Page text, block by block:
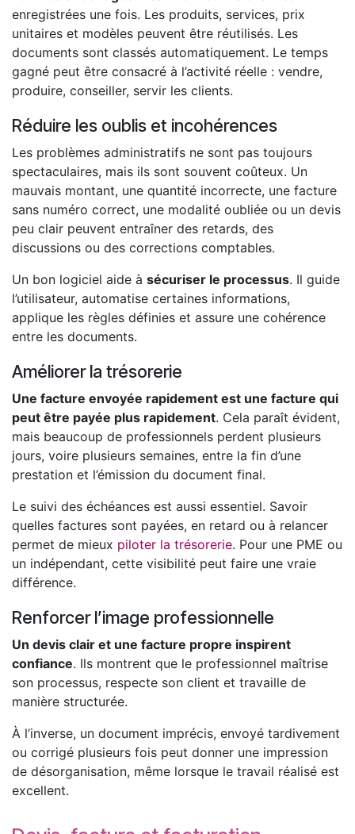
enregistrées une fois. Les produits, services, prix
unitaires et modèles peuvent être réutilisés. Les
documents sont classés automatiquement. Le temps
gagné peut être consacré à l’activité réelle : vendre,
produire, conseiller, servir les clients.
Réduire les oublis et incohérences
Les problèmes administratifs ne sont pas toujours
spectaculaires, mais ils sont souvent coûteux. Un
mauvais montant, une quantité incorrecte, une facture
sans numéro correct, une modalité oubliée ou un devis
peu clair peuvent entraîner des retards, des
discussions ou des corrections comptables.
Un bon logiciel aide à sécuriser le processus. Il guide
l’utilisateur, automatise certaines informations,
applique les règles définies et assure une cohérence
entre les documents.
Améliorer la trésorerie
Une facture envoyée rapidement est une facture qui
peut être payée plus rapidement. Cela paraît évident,
mais beaucoup de professionnels perdent plusieurs
jours, voire plusieurs semaines, entre la fin d’une
prestation et l’émission du document final.
Le suivi des échéances est aussi essentiel. Savoir
quelles factures sont payées, en retard ou à relancer
permet de mieux piloter la trésorerie. Pour une PME ou
un indépendant, cette visibilité peut faire une vraie
différence.
Renforcer l’image professionnelle
Un devis clair et une facture propre inspirent
confiance. Ils montrent que le professionnel maîtrise
son processus, respecte son client et travaille de
manière structurée.
À l’inverse, un document imprécis, envoyé tardivement
ou corrigé plusieurs fois peut donner une impression
de désorganisation, même lorsque le travail réalisé est
excellent.